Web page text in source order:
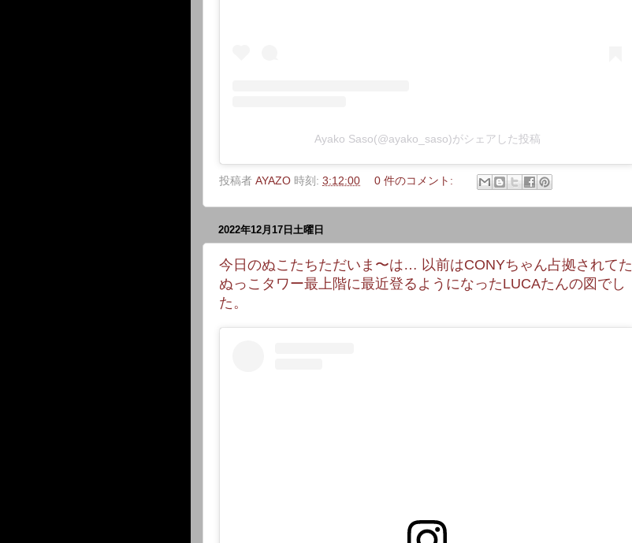
Ayako Saso(@ayako_saso)がシェアした投稿
投稿者 AYAZO 時刻: 3:12:00 0 件のコメント:
2022年12月17日土曜日
今日のぬこたちただいま〜は… 以前はCONYちゃん占拠されてた
ぬっこタワー最上階に最近登るようになったLUCAたんの図でし
た。